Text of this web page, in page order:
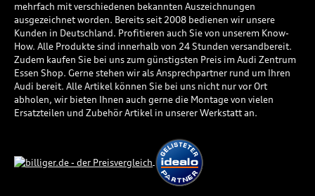
mehrfach mit verschiedenen bekannten Auszeichnungen
ausgezeichnet worden. Bereits seit 2008 bedienen wir unsere
Kunden in Deutschland. Profitieren auch Sie von unserem Know-
How. Alle Produkte sind innerhalb von 24 Stunden versandbereit.
Zudem kaufen Sie bei uns zum günstigsten Preis im Audi Zentrum
Essen Shop. Gerne stehen wir als Ansprechpartner rund um Ihren
Audi bereit. Alle Artikel können Sie bei uns nicht nur vor Ort
abholen, wir bieten Ihnen auch gerne die Montage von vielen
Ersatzteilen und Zubehör Artikel in unserer Werkstatt an.